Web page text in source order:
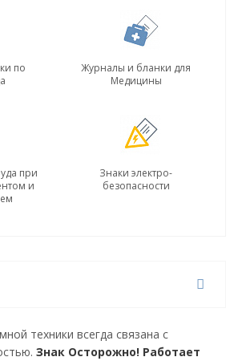
по
Журналы и бланки для
Медицины
при
и
Знаки электро-
безопасности
техники всегда связана с
Знак Осторожно! Работает